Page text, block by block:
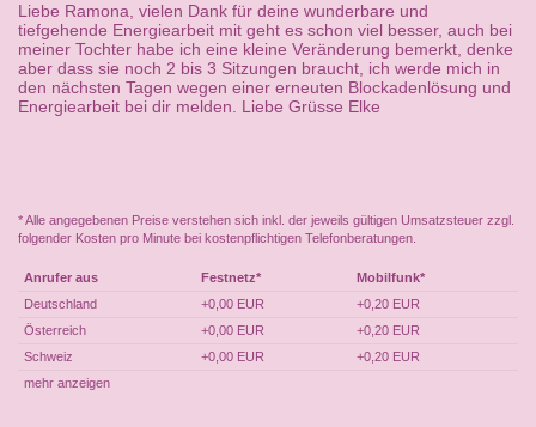
Liebe Ramona, vielen Dank für deine wunderbare und
tiefgehende Energiearbeit mit geht es schon viel besser, auch bei
meiner Tochter habe ich eine kleine Veränderung bemerkt, denke
aber dass sie noch 2 bis 3 Sitzungen braucht, ich werde mich in
den nächsten Tagen wegen einer erneuten Blockadenlösung und
Energiearbeit bei dir melden. Liebe Grüsse Elke
* Alle angegebenen Preise verstehen sich inkl. der jeweils gültigen Umsatzsteuer zzgl.
folgender Kosten pro Minute bei kostenpflichtigen Telefonberatungen.
Anrufer aus Festnetz*
Mobilfunk*
Deutschland
+0,00 EUR
+0,20 EUR
Österreich
+0,00 EUR
+0,20 EUR
Schweiz
+0,00 EUR
+0,20 EUR
mehr anzeigen